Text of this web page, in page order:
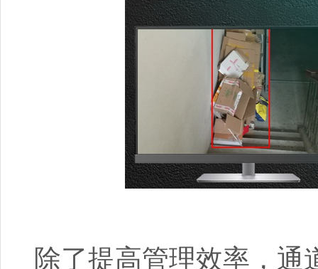
除了提高管理效率，通